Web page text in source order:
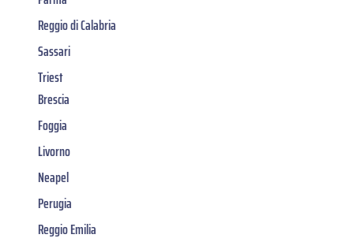
Reggio di Calabria
Sassari
Triest
Brescia
Foggia
Livorno
Neapel
Perugia
Reggio Emilia